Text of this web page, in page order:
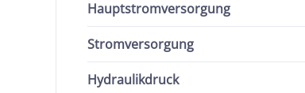
Hauptstromversorgung
Stromversorgung
Hydraulikdruck